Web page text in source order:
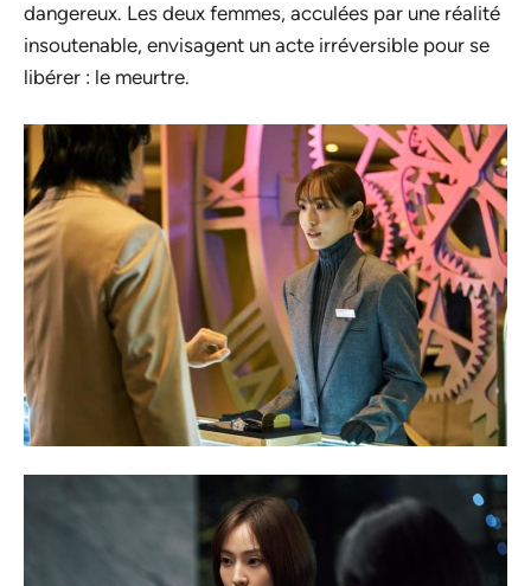
dangereux. Les deux femmes, acculées par une réalité
insoutenable, envisagent un acte irréversible pour se
libérer : le meurtre.